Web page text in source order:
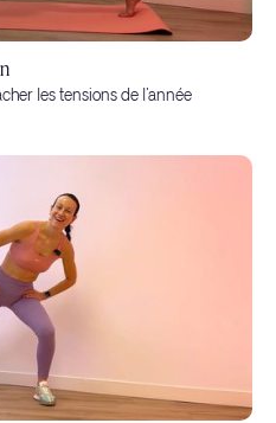
les tensions de l'année